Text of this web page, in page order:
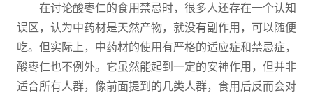
在讨论酸枣仁的食用禁忌时，很多人还存在一个认知
误区，认为中药材是天然产物，就没有副作用，可以随便
吃。但实际上，中药材的使用有严格的适应症和禁忌症，
酸枣仁也不例外。它虽然能起到一定的安神作用，但并非
适合所有人群，像前面提到的几类人群，食用后反而会对